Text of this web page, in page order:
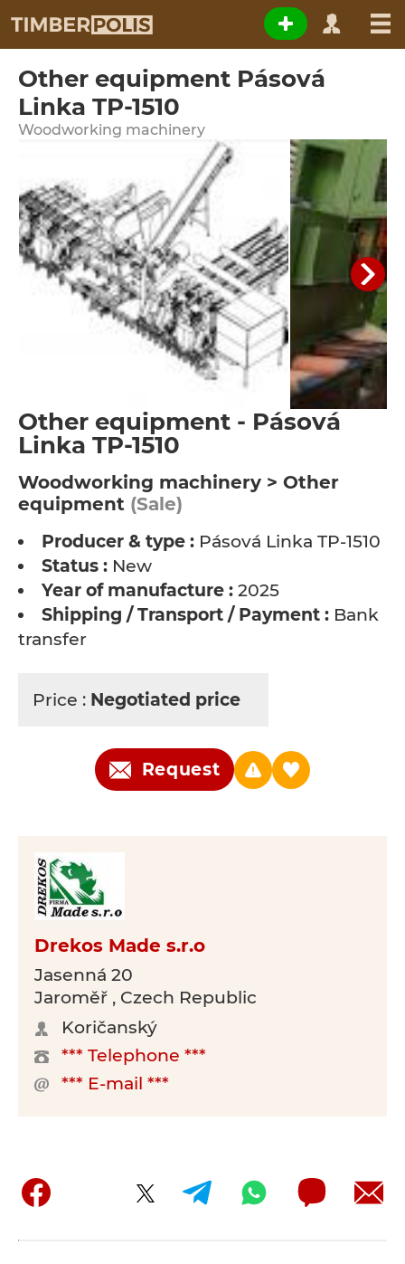
Other equipment Pásová
Linka TP-1510
Woodworking machinery
Other equipment - Pásová
Linka TP-1510
Woodworking machinery > Other
equipment (Sale)
Producer & type : Pásová Linka TP-1510
Status : New
Year of manufacture : 2025
Shipping / Transport / Payment : Bank
transfer
Price : Negotiated price
Request
Drekos Made s.r.o
Jasenná 20
Jaroměř , Czech Republic
Koričanský
*** Telephone ***
*** E-mail ***